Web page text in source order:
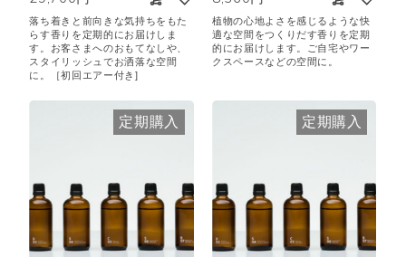
落ち着きと前向きな気持ちをもた
らす香りを定期的にお届けしま
す。お客さまへのおもてなしや、
スタイリッシュでお洒落な空間
に。［初回エアー付き]
植物の心地よさを感じるような快
適な空間をつくりだす香りを定期
的にお届けします。ご自宅やワー
クスペースなどの空間に。
定期購入 定期購入